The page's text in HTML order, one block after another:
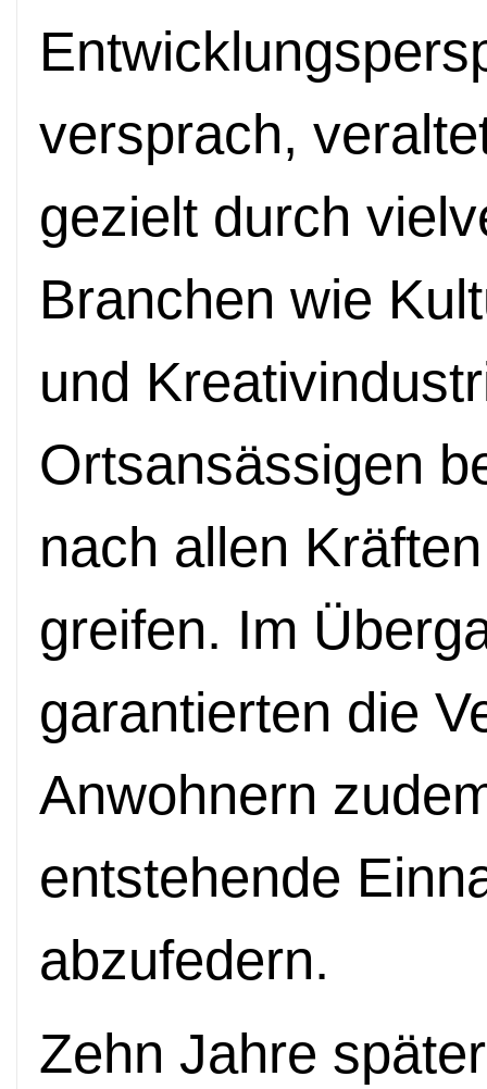
versprach,
gezielt durch
Branchen wie
und
Ortsansässigen
nach allen
greifen. Im
garantierten die
Anwohnern
entstehende
abzufedern.
Zehn Jahre